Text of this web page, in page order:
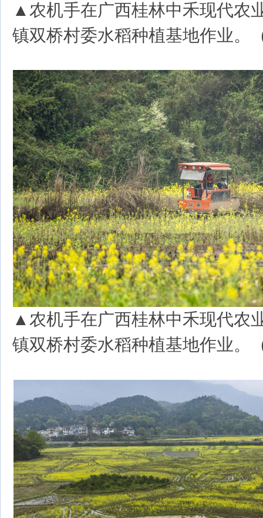
▲农机手在广西桂林中禾现代农
镇双桥村委水稻种植基地作业。
▲农机手在广西桂林中禾现代农
镇双桥村委水稻种植基地作业。